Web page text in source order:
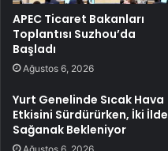
APEC Ticaret Bakanları
Toplantısı Suzhou’da
Başladı
Ağustos 6, 2026
Yurt Genelinde Sıcak Hava
Etkisini Sürdürürken, İki İlde
Sağanak Bekleniyor